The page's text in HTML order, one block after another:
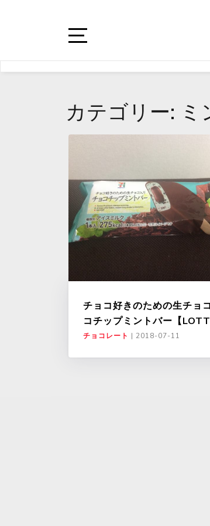
カテゴリー: ミ
チョコ好きのための生チョ
コチップミントバー【
チョコレート | 2018-07-11